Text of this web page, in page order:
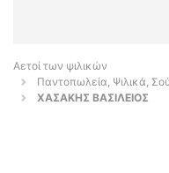
Αετοί των ψιλικών
Παντοπωλεία, Ψιλικά,
ΧΑΣΑΚΗΣ ΒΑΣΙΛΕΙΟΣ